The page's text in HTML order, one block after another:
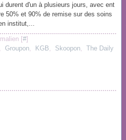
durent d'un à plusieurs jours, avec ent
50% et 90% de remise sur des soins
institut,...
[#]
, Groupon, KGB, Skoopon, The Daily